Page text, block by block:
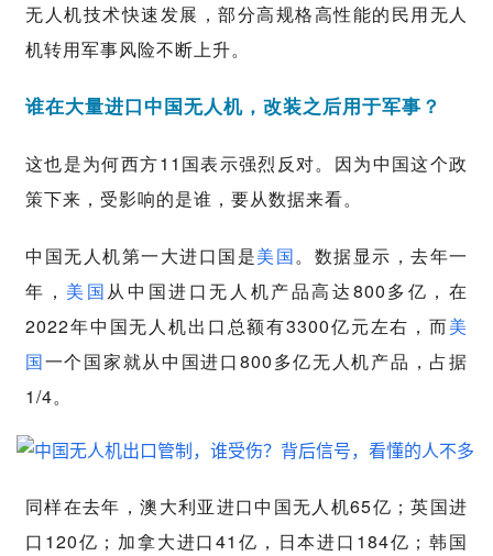
无人机技术快速发展，部分高规格高性能的民用无人
机转用军事风险不断上升。
谁在大量进口中国无人机，改装之后用于军事？
这也是为何西方11国表示强烈反对。因为中国这个政
策下来，受影响的是谁，要从数据来看。
中国无人机第一大进口国是美国。数据显示，去年一
年， 美国从中国进口无人机产品高达800多亿，在
2022年中国无人机出口总额有3300亿元左右，而美
国一个国家就从中国进口800多亿无人机产品，占据
1/4。
同样在去年，澳大利亚进口中国无人机65亿；英国进
口120亿；加拿大进口41亿，日本进口184亿；韩国